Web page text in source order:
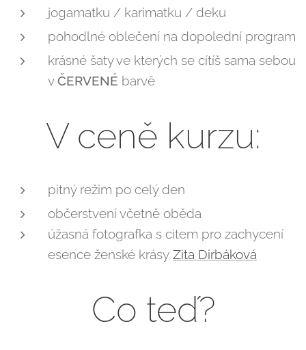
jogamatku / karimatku / deku
pohodlné oblečení na dopolední program
krásné šaty ve kterých se cítíš sama sebou
vČERVENÉ barvě
V ceně kurzu:
pitný režim po celý den
občerstvení včetně oběda
úžasná fotografka s citem pro zachycení
esence ženské krásy Zita Dirbáková
Co teď?